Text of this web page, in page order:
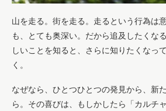
山を走る。街を走る。走るという行為は
も、とても奥深い。だから追及したくな
しいことを知ると、さらに知りたくなっ
く。
なぜなら、ひとつひとつの発見から、新
ら。その喜びは、もしかしたら「カルチ